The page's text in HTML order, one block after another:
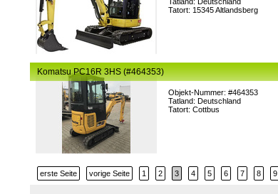
Tatort: 15345 Altlandsberg
Objekt-Nummer: #464353
Tatland: Deutschland
Tatort: Cottbus
Komatsu PC16R 3HS (#464353)
erste Seite vorige Seite 1 2 3 4 5 6 7 8 9